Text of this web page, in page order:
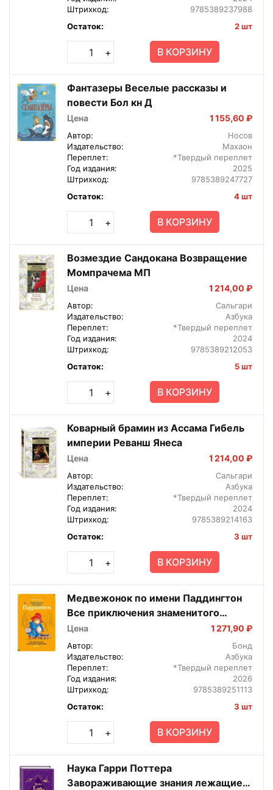
Штрихкод:
9785389237988
Остаток:
2 шт
+ В КОРЗИНУ
Фантазеры Веселые рассказы и
повести Бол кн Д
Цена 1 155,60 ₽
Автор:
Носов
Издательство:
Махаон
Переплет:
*Твердый переплет
Год издания:
2025
Штрихкод:
9785389247727
Остаток:
4 шт
+ В КОРЗИНУ
Возмездие Сандокана Возвращение
Момпрачема МП
Цена 1 214,00 ₽
Автор:
Сальгари
Издательство:
Азбука
Переплет:
*Твердый переплет
Год издания:
2024
Штрихкод:
9785389212053
Остаток:
5 шт
+ В КОРЗИНУ
Коварный брамин из Ассама Гибель
империи Реванш Янеса
Цена 1 214,00 ₽
Автор:
Сальгари
Издательство:
Азбука
Переплет:
*Твердый переплет
Год издания:
2024
Штрихкод:
9785389214163
Остаток:
3 шт
+ В КОРЗИНУ
Медвежонок по имени Паддингтон
Все приключения знаменитого
медвежонка Кн 1 илл Фортнум Бол
кн Д
Цена 1 271,90 ₽
Автор:
Бонд
Издательство:
Азбука
Переплет:
*Твердый переплет
Год издания:
2026
Штрихкод:
9785389251113
Остаток:
3 шт
+ В КОРЗИНУ
Наука Гарри Поттера
Завораживающие знания лежащие в